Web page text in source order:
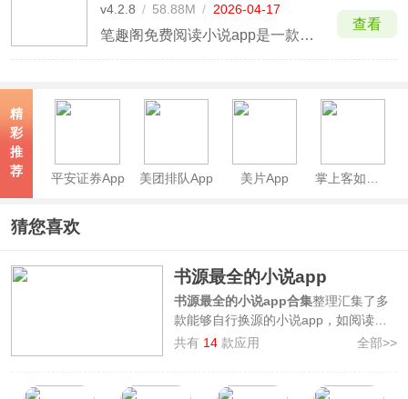
v4.2.8 / 58.88M / 2026-04-17
笔趣阁免费阅读小说app是一款可以在线免费看小说的手机应用软件，也是小说爱好者必备的阅读APP。界面清爽简洁，功能齐全，拥有海量的小说资源，涵盖现代、玄幻、言情、武侠、科幻、都市等不同分类。
查看
精
彩
推
荐
平安证券App 美团排队App 美片App
猜您喜欢
书源最全的小说app
书源最全的小说app合集整理汇集了多
款能够自行换源的小说app，如阅读
3.0、笔趣阁app、追书神器app等，这
共有 14 款应用 全部>>